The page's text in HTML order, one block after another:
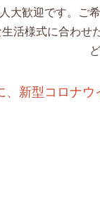
大歓迎です。ご
活様式に合わせ
新型コロナ